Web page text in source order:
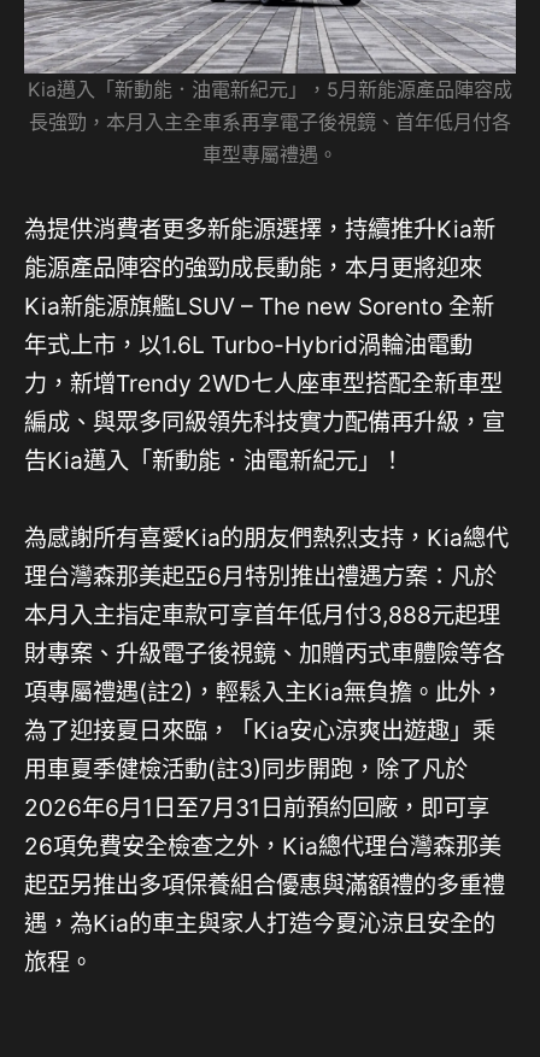
Kia邁入「新動能．油電新紀元」，5月新能源產品陣容成
長強勁，本月入主全車系再享電子後視鏡、首年低月付各
車型專屬禮遇。
為提供消費者更多新能源選擇，持續推升Kia新
能源產品陣容的強勁成長動能，本月更將迎來
Kia新能源旗艦LSUV – The new Sorento 全新
年式上市，以1.6L Turbo-Hybrid渦輪油電動
力，新增Trendy 2WD七人座車型搭配全新車型
編成、與眾多同級領先科技實力配備再升級，宣
告Kia邁入「新動能．油電新紀元」！
為感謝所有喜愛Kia的朋友們熱烈支持，Kia總代
理台灣森那美起亞6月特別推出禮遇方案：凡於
本月入主指定車款可享首年低月付3,888元起理
財專案、升級電子後視鏡、加贈丙式車體險等各
項專屬禮遇(註2)，輕鬆入主Kia無負擔。此外，
為了迎接夏日來臨，「Kia安心涼爽出遊趣」乘
用車夏季健檢活動(註3)同步開跑，除了凡於
2026年6月1日至7月31日前預約回廠，即可享
26項免費安全檢查之外，Kia總代理台灣森那美
起亞另推出多項保養組合優惠與滿額禮的多重禮
遇，為Kia的車主與家人打造今夏沁涼且安全的
旅程。